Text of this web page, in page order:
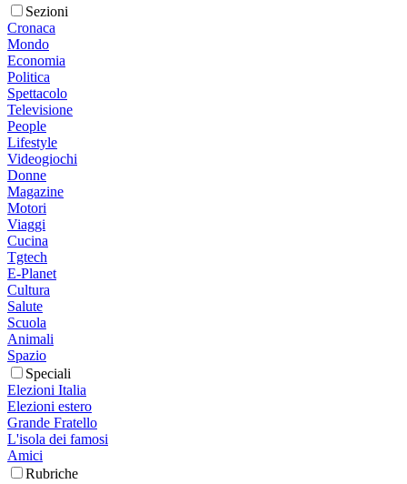
Sezioni
Cronaca
Mondo
Economia
Politica
Spettacolo
Televisione
People
Lifestyle
Videogiochi
Donne
Magazine
Motori
Viaggi
Cucina
Tgtech
E-Planet
Cultura
Salute
Scuola
Animali
Spazio
Speciali
Elezioni Italia
Elezioni estero
Grande Fratello
L'isola dei famosi
Amici
Rubriche